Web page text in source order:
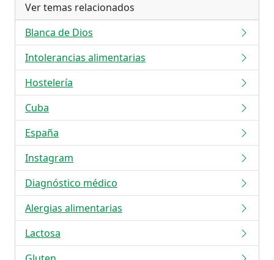
Ver temas relacionados
Blanca de Dios
Intolerancias alimentarias
Hostelería
Cuba
España
Instagram
Diagnóstico médico
Alergias alimentarias
Lactosa